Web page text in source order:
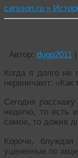
carsson.ru »
Автор: dugp2011 |
Когда я долго не
нервничают: «Как
Сегодня
неделю, то есть
самое, то дожив
Короче,
уцененные по